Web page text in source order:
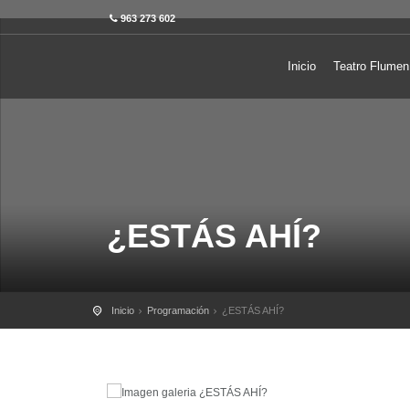
963 273 602
Inicio Teatro Flumen
¿ESTÁS AHÍ?
Inicio Programación ¿ESTÁS AHÍ?